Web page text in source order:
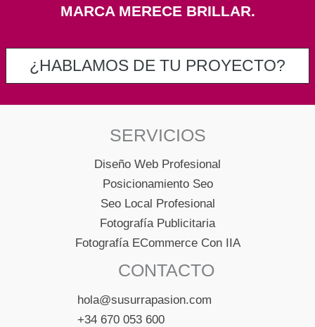
MARCA MERECE BRILLAR.
¿HABLAMOS DE TU PROYECTO?
SERVICIOS
Diseño Web Profesional
Posicionamiento Seo
Seo Local Profesional
Fotografía Publicitaria
Fotografía ECommerce Con IIA
CONTACTO
hola@susurrapasion.com
+34 670 053 600